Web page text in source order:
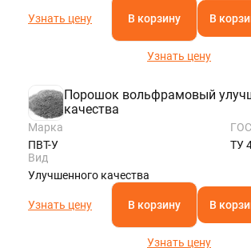
Узнать цену В корзину В
Узнать цену
Порошок вольфрамовый
качества
Марка
ПВТ-У
ТУ
Вид
Улучшенного качества
Узнать цену В корзину В
Узнать цену